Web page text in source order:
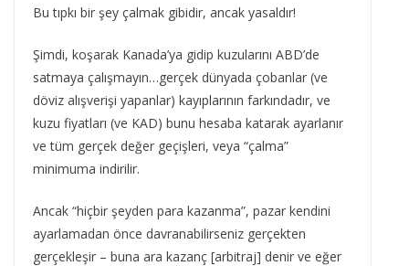
Bu tıpkı bir şey çalmak gibidir, ancak yasaldır!
Şimdi, koşarak Kanada’ya gidip kuzularını ABD’de
satmaya çalışmayın…gerçek dünyada çobanlar (ve
döviz alışverişi yapanlar) kayıplarının farkındadır, ve
kuzu fiyatları (ve KAD) bunu hesaba katarak ayarlanır
ve tüm gerçek değer geçişleri, veya “çalma”
minimuma indirilir.
Ancak “hiçbir şeyden para kazanma”, pazar kendini
ayarlamadan önce davranabilirseniz gerçekten
gerçekleşir – buna ara kazanç [arbitraj] denir ve eğer